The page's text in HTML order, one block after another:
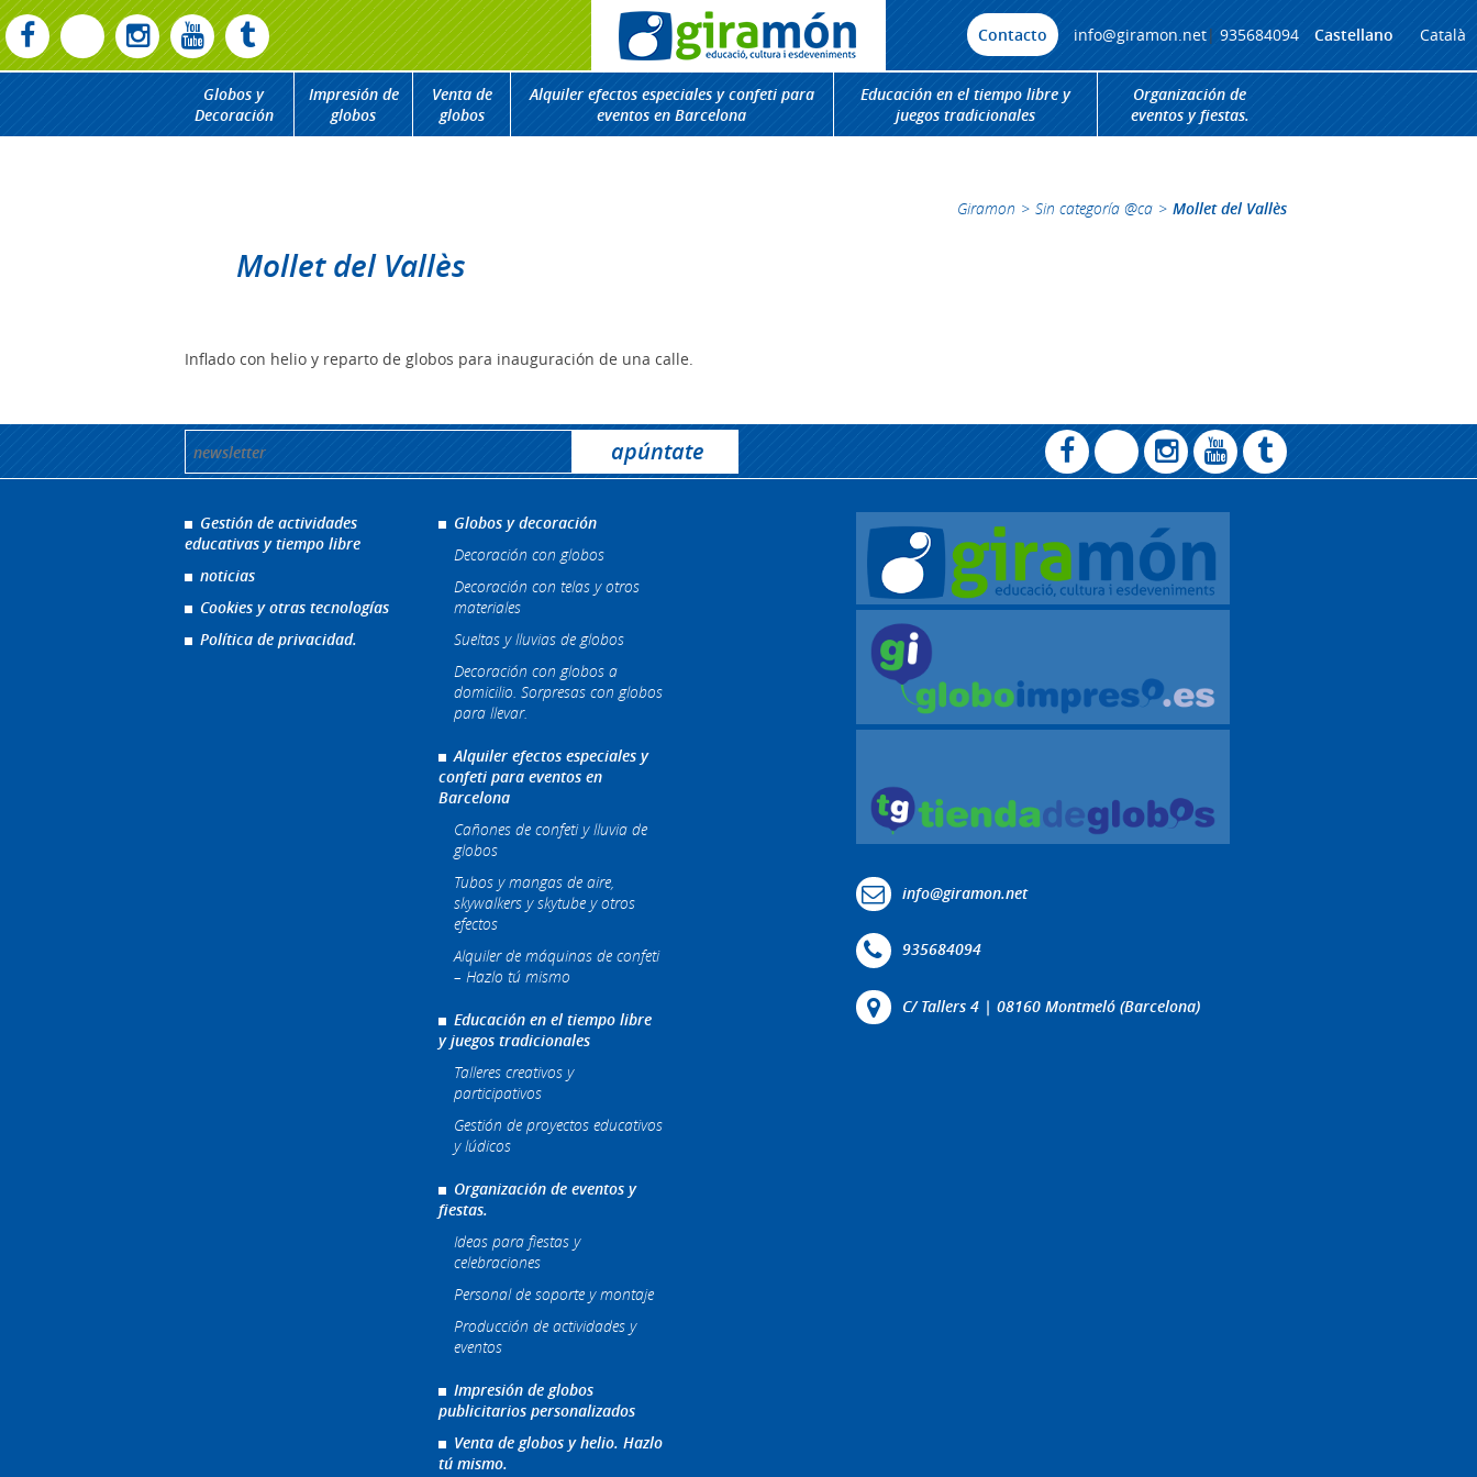
Contacto info@giramon.net| 935684094 Castellano Català
Globos y
Decoración
Impresión de
globos
Venta de
globos
Alquiler efectos especiales y confeti para
eventos en Barcelona
Educación en el tiempo libre y
juegos tradicionales
Organización de
eventos y fiestas.
Giramon > Sin categoría @ca > Mollet del Vallès
Mollet del Vallès
Inflado con helio y reparto de globos para inauguración de una calle.
Gestión de actividades
educativas y tiempo libre
noticias
Cookies y otras tecnologías
Política de privacidad.
Globos y decoración
Decoración con globos
Decoración con telas y otros
materiales
Sueltas y lluvias de globos
Decoración con globos a
domicilio. Sorpresas con globos
para llevar.
Alquiler efectos especiales y
confeti para eventos en
Barcelona
Cañones de confeti y lluvia de
globos
Tubos y mangas de aire,
skywalkers y skytube y otros
efectos
Alquiler de máquinas de confeti
– Hazlo tú mismo
Educación en el tiempo libre
y juegos tradicionales
Talleres creativos y
participativos
Gestión de proyectos educativos
y lúdicos
Organización de eventos y
fiestas.
Ideas para fiestas y
celebraciones
Personal de soporte y montaje
Producción de actividades y
eventos
Impresión de globos
publicitarios personalizados
Venta de globos y helio. Hazlo
tú mismo.
info@giramon.net
935684094
C/ Tallers 4 | 08160 Montmeló (Barcelona)